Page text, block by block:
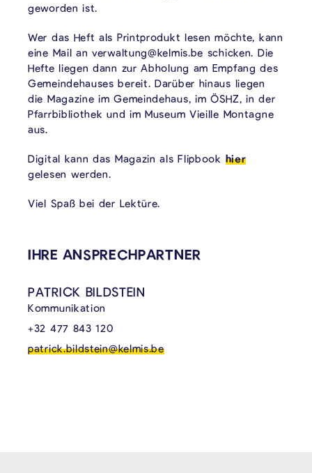
geworden ist.
Wer das Heft als Printprodukt lesen möchte, kann
eine Mail an verwaltung@kelmis.be schicken. Die
Hefte liegen dann zur Abholung am Empfang des
Gemeindehauses bereit. Darüber hinaus liegen
die Magazine im Gemeindehaus, im ÖSHZ, in der
Pfarrbibliothek und im Museum Vieille Montagne
aus.
Digital kann das Magazin als Flipbook hier
gelesen werden.
Viel Spaß bei der Lektüre.
VERKNÜPFTE INHALTE
IHRE ANSPRECHPARTNER
PATRICK BILDSTEIN
Kommunikation
+32 477 843 120
patrick.bildstein@kelmis.be